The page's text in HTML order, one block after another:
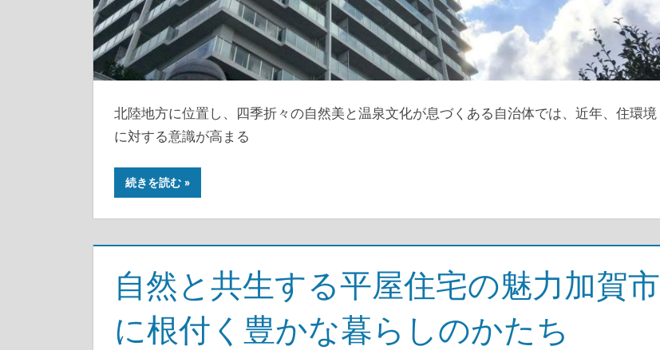
北陸地方に位置し、四季折々の自然美と温泉文化が息づくある自治体では、近年、住環境
に対する意識が高まる
続きを読む
自然と共生する平屋住宅の魅力加賀市
に根付く豊かな暮らしのかたち